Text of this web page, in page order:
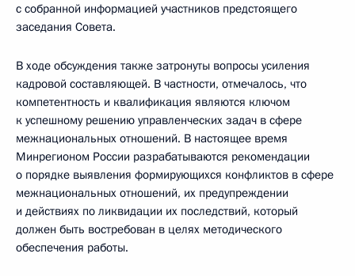
с собранной информацией участников предстоящего
заседания Совета.
В ходе обсуждения также затронуты вопросы усиления
кадровой составляющей. В частности, отмечалось, что
компетентность и квалификация являются ключом
к успешному решению управленческих задач в сфере
межнациональных отношений. В настоящее время
Минрегионом России разрабатываются рекомендации
о порядке выявления формирующихся конфликтов в сфере
межнациональных отношений, их предупреждении
и действиях по ликвидации их последствий, который
должен быть востребован в целях методического
обеспечения работы.